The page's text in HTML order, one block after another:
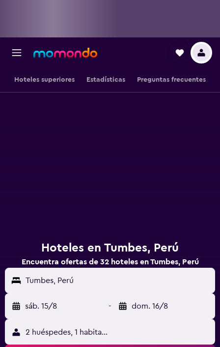
Hoteles superiores Estadísticas Preguntas frecuentes
Hoteles en Tumbes, Perú
Encuentra ofertas de 32 hoteles en Tumbes, Perú
Tumbes, Perú
sáb. 15/8 - dom. 16/8
2 huéspedes, 1 habitación